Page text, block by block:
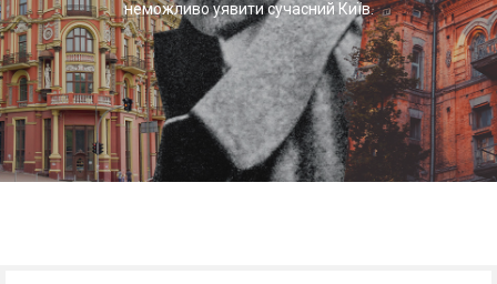
неможливо уявити сучасний Київ.